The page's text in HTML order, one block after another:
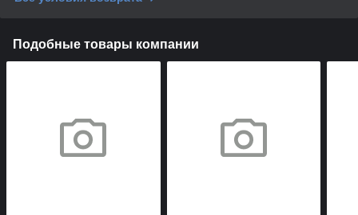
Подобные товары компании